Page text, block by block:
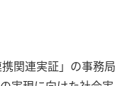
関連実証」の事務